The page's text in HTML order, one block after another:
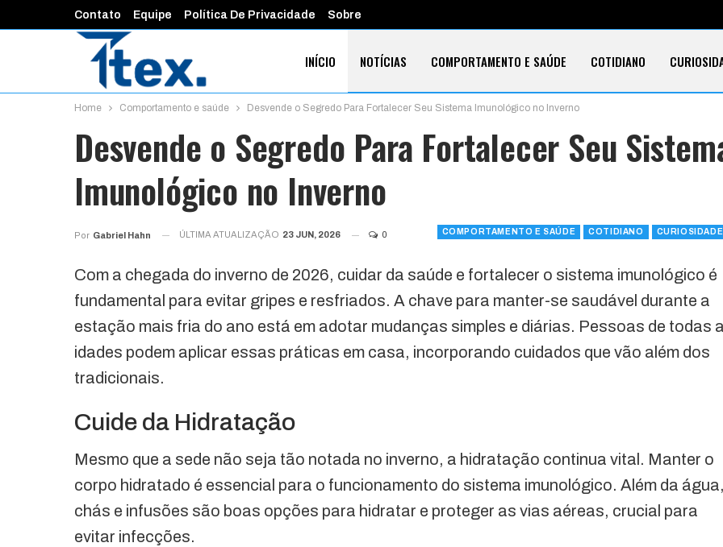
Contato Equipe Política De Privacidade Sobre
INÍCIO NOTÍCIAS COMPORTAMENTO E SAÚDE COTIDIANO
Home Comportamento e saúde Desvende o Segredo Para Fortalecer Seu Sistema Imunológico no Inverno
Desvende o Segredo Para Fortalecer Seu
Imunológico no Inverno
COMPORTAMENTO E SAÚDE COTIDIANO
Por Gabriel Hahn ÚLTIMA ATUALIZAÇÃO 23 JUN, 2026 0
Com a chegada do inverno de 2026, cuidar da saúde e fortalecer o sistema imunológico é
fundamental para evitar gripes e resfriados. A chave para manter-se saudável durante a
estação mais fria do ano está em adotar mudanças simples e diárias. Pessoas de todas
idades podem aplicar essas práticas em casa, incorporando cuidados que vão além dos
tradicionais.
Cuide da Hidratação
Mesmo que a sede não seja tão notada no inverno, a hidratação continua vital. Manter o
corpo hidratado é essencial para o funcionamento do sistema imunológico. Além da
chás e infusões são boas opções para hidratar e proteger as vias aéreas, crucial para
evitar infecções.